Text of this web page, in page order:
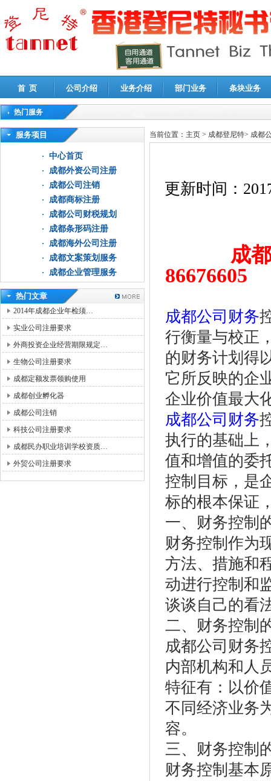
首 页 公司介绍 业务介绍 部门业务 条块业务
热门服务
高新技术企业认定审计|企业所得税汇算清缴申报鉴证
服务项目
中心首页
成都外资公司注册
成都公司注销
成都商标注册
成都公司财税规划
成都条形码注册
成都海外公司注册
成都文案策划服务
成都企业管理服务
热门文章
2014年成都企业年检须…
实业公司注册要求
外商投资企业经营期限规定…
生物公司注册要求
成都定额发票领购使用
成都创业孵化器
成都公司注销
科技公司注册要求
成都民办职业培训学校资质…
外贸公司注册要求
当前位置： 主页 > 成都登尼特> 成都
更新时间：
成都
86676605
成都公司财务
行衡量与校正
的财务计划得
它所反映的企
企业价值最大
成都公司财务
执行的基础上
值和增值的委
控制目标，是
标的根本保证
一、财务控制
财务控制作为
方法、措施和
动进行控制和
谈谈自己的看
二、财务控制
成都公司财务
内部机构和人
特征有：以价
不同经济业务
容。
三、财务控制
财务控制基本